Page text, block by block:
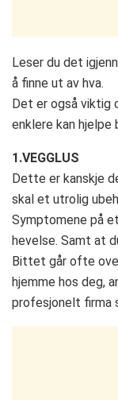
Leser du det
å finne ut av hva.
Det er også viktig
enklere kan hjelpe
1.VEGGLUS
Dette er kanskje
skal et utrolig
Symptomene på
hevelse. Samt at
Bittet går ofte
hjemme hos deg,
profesjonelt firma